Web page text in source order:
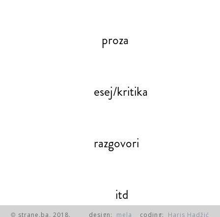
proza
esej/kritika
razgovori
itd
© strane.ba, 2018. design: mela coding: Haris Hadžić